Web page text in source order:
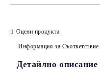
Оцени продукта
Информация за Съответствие
Детайлно описание